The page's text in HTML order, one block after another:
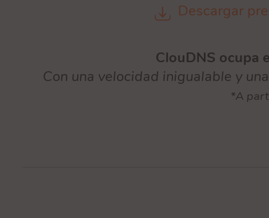
Descargar
ClouDNS ocupa
Con una velocidad inigualable y
*A